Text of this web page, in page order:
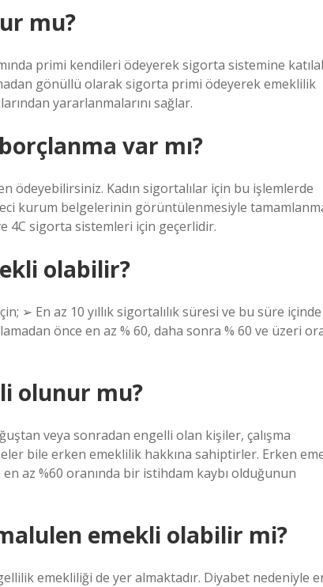
mu?
primi kendileri ödeyerek sigorta sistemine
gönüllü olarak sigorta primi ödeyerek emeklilik
yararlanmalarını sağlar.
var mı?
ödeyebilirsiniz. Kadın sigortalılar için bu işlemlerde
kurum belgelerinin görüntülenmesiyle
4C sigorta sistemleri için geçerlidir.
olabilir?
➢ En az 10 yıllık sigortalılık süresi ve bu süre
önce en az % 60, daha sonra % 60 ve üzeri
olunur mu?
veya sonradan engelli olan kişiler, çalışma
bile erken emeklilik hakkına sahiptirler. Erken
az %60 oranında bir istihdam kaybı olduğunun
emekli olabilir mi?
emekliliği de yer almaktadır. Diyabet nedeniyle